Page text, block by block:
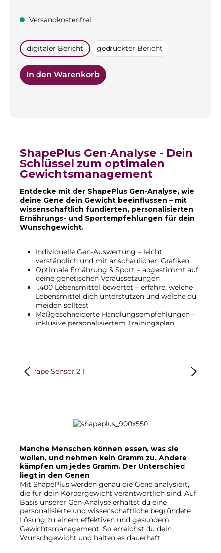
Versandkostenfrei
auswählen
digitaler Bericht gedruckter Bericht
In den Warenkorb
ShapePlus Gen-Analyse - Dein
Schlüssel zum optimalen
Gewichtsmanagement
Entdecke mit der ShapePlus Gen-Analyse, wie
deine Gene dein Gewicht beeinflussen – mit
wissenschaftlich fundierten, personalisierten
Ernährungs- und Sportempfehlungen für dein
Wunschgewicht.
Individuelle Gen-Auswertung – leicht
verständlich und mit anschaulichen Grafiken
Optimale Ernährung & Sport – abgestimmt auf
deine genetischen Voraussetzungen
1.400 Lebensmittel bewertet – erfahre, welche
Lebensmittel dich unterstützen und welche du
meiden solltest
Maßgeschneiderte Handlungsempfehlungen –
inklusive personalisiertem Trainingsplan
Bildergalerie überspringen
Manche Menschen können essen, was sie
wollen, und nehmen kein Gramm zu. Andere
kämpfen um jedes Gramm. Der Unterschied
liegt in den Genen
Mit ShapePlus werden genau die Gene analysiert,
die für dein Körpergewicht verantwortlich sind. Auf
Basis unserer Gen-Analyse erhältst du eine
personalisierte und wissenschaftliche begründete
Lösung zu einem effektiven und gesundem
Gewichtsmanagement. So erreichst du dein
Wunschgewicht und halten es dauerhaft.